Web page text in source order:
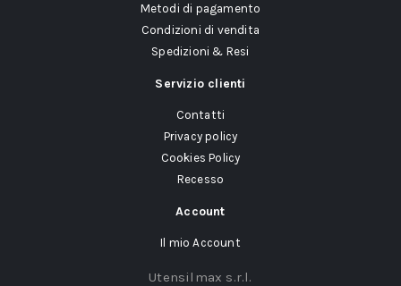
Metodi di pagamento
Condizioni di vendita
Spedizioni & Resi
Servizio clienti
Contatti
Privacy policy
Cookies Policy
Recesso
Account
Il mio Account
Utensilmax s.r.l.